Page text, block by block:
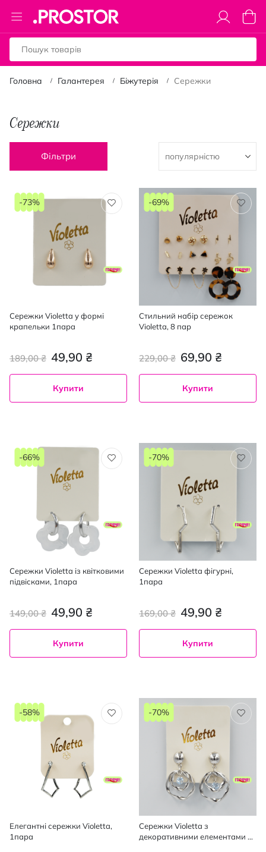
Toggle
Nav
Кошик
Головна Галантерея Біжутерія Сережки
Сережки
Фільтри
Сережки Violetta у формі
крапельки 1пара
49,90 ₴
189,00 ₴
-73%
Купити
Стильний набір сережок
Violetta, 8 пар
69,90 ₴
229,00 ₴
-69%
Купити
Сережки Violetta із квітковими
підвісками, 1пара
49,90 ₴
149,00 ₴
-66%
Купити
Сережки Violetta фігурні,
1пара
49,90 ₴
169,00 ₴
-70%
Купити
Елегантні сережки Violetta,
1пара
-58%
Сережки Violetta з
декоративними елементами у
-70%